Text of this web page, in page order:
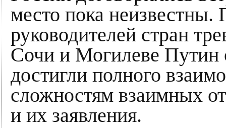
место пока
руководителей стран
Сочи и Могилеве Путин
достигли полного
сложностям взаимных
и их заявления.